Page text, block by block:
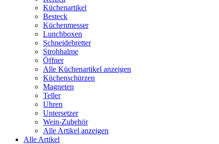
Küchenartikel
Besteck
Küchenmesser
Lunchboxen
Schneidebretter
Strohhalme
Öffner
Alle Küchenartikel anzeigen
Küchenschürzen
Magneten
Teller
Uhren
Untersetzer
Wein-Zubehör
Alle Artikel anzeigen
Alle Artikel